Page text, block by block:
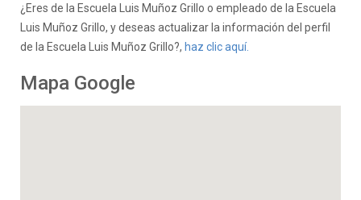
¿Eres de la Escuela Luis Muñoz Grillo o empleado de la Escuela
Luis Muñoz Grillo, y deseas actualizar la información del perfil
de la Escuela Luis Muñoz Grillo?, haz clic aquí.
Mapa Google